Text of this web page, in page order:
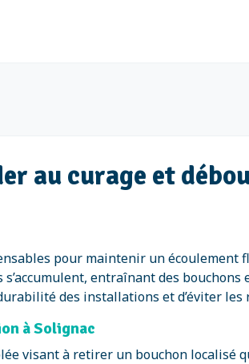
au curage et
pour maintenir un
entraînant des
des installations et d’éviter les
à Solignac
visant à retirer un bouchon localisé